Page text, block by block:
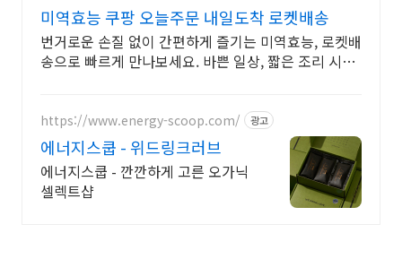
미역효능 쿠팡 오늘주문 내일도착 로켓배송
번거로운 손질 없이 간편하게 즐기는 미역효능, 로켓배
송으로 빠르게 만나보세요. 바쁜 일상, 짧은 조리 시간
https://www.energy-scoop.com/ 광고
에너지스쿱 - 위드링크러브
에너지스쿱 - 깐깐하게 고른 오가닉
셀렉트샵